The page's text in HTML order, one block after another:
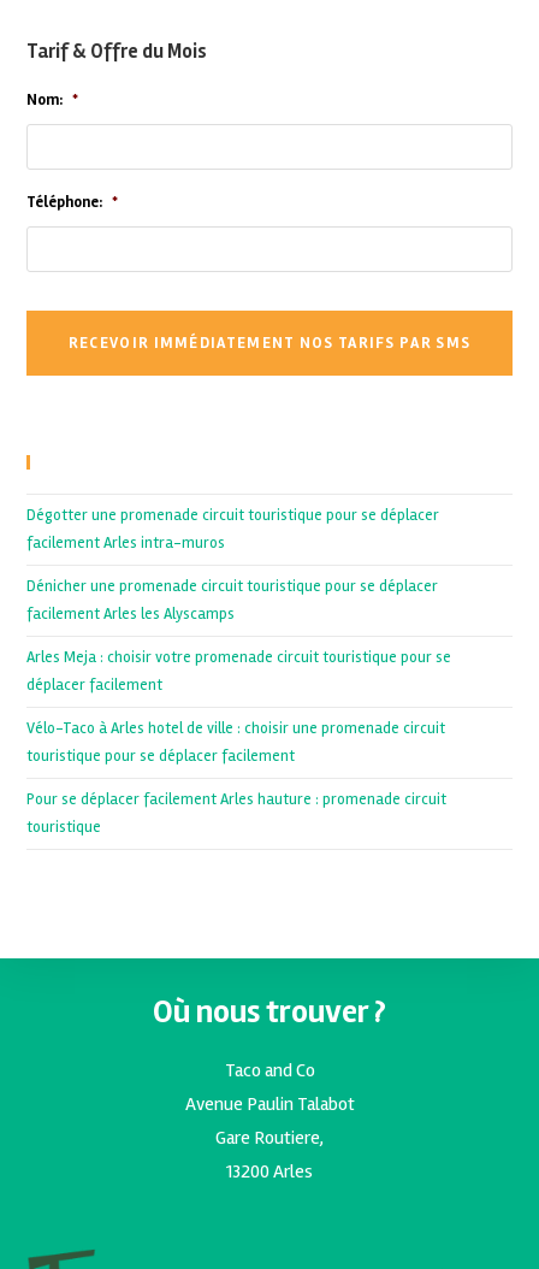
Tarif & Offre du Mois
Nom: *
Téléphone: *
Dégotter une promenade circuit touristique pour se déplacer
facilement Arles intra-muros
Dénicher une promenade circuit touristique pour se déplacer
facilement Arles les Alyscamps
Arles Meja : choisir votre promenade circuit touristique pour se
déplacer facilement
Vélo-Taco à Arles hotel de ville : choisir une promenade circuit
touristique pour se déplacer facilement
Pour se déplacer facilement Arles hauture : promenade circuit
touristique
Où nous trouver ?
Taco and Co
Avenue Paulin Talabot
Gare Routiere,
13200 Arles